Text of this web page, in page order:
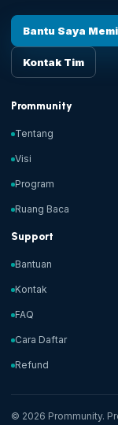
Bantu Saya
Kontak Tim
Prommunity
Tentang
Visi
Program
Ruang Baca
Support
Bantuan
Kontak
FAQ
Cara Daftar
Refund
© 2026 Prommunity.